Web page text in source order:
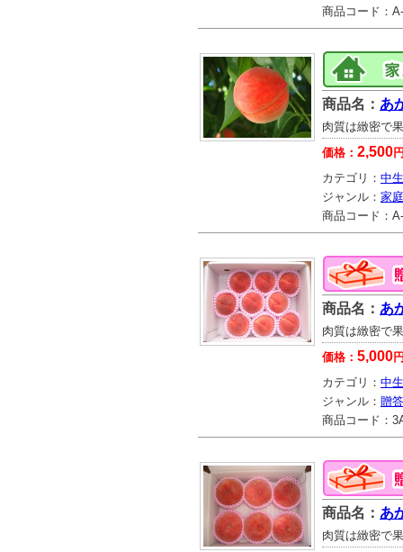
商品コード：
商品名： あ
肉質は緻密で
価格： 2,500
カテゴリ： 中
ジャンル： 家
商品コード：
商品名： あ
肉質は緻密で
価格： 5,000
カテゴリ： 中
ジャンル： 贈
商品コード：
商品名： あ
肉質は緻密で